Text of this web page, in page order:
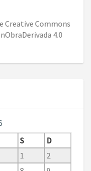
Creative Commons
4.0
S
D
1
2